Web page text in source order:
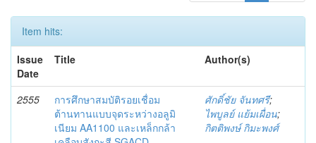
Item hits:
Issue
Date
Title Author(s)
2555
การศึกษาสมบัติรอยเชื่อม
ต้านทานแบบจุดระหว่างอลูมิ
เนียม AA1100 และเหล็กกล้า
ศักดิ์ชัย จันทศรี;
ไพบูลย์ แย้มเผื่อน;
กิตติพงษ์ กิมะพงศ์